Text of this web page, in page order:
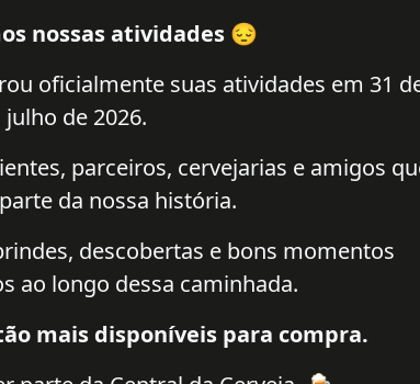
nossas atividades 😔
oficialmente suas atividades em 31
julho de 2026.
parceiros, cervejarias e amigos
da nossa história.
descobertas e bons momentos
ao longo dessa caminhada.
mais disponíveis para compra.